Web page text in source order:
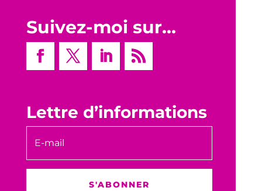
Suivez-moi sur…
Lettre d’informations
S'ABONNER